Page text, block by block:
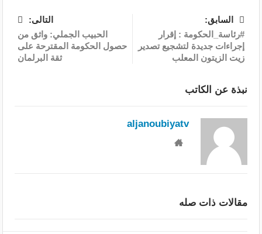
السابق:
#رئاسة_الحكومة : إقرار
إجراءات جديدة لتشجيع تصدير
زيت الزيتون المعلب
التالى:
الحبيب الجملي: واثق من
حصول الحكومة المقترحة على
ثقة البرلمان
نبذة عن الكاتب
aljanoubiyatv
مقالات ذات صله